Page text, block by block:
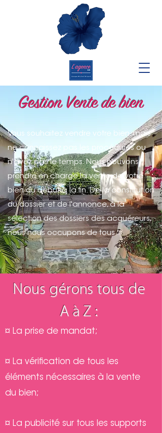
Gestion Vente de bien
Vous souhaitez vendre votre bien, mais
ne connaissez pas les procédures ou
n'avez pas le temps. Nous pouvons
prendre en charge la vente de votre
bien du début à la fin. De la constitution
du dossier et de l'annonce, à la
sélection des dossiers des acquéreurs,
nous nous occupons de tous.
Nous gérons tous de
A à Z :
¤ La prise de mandat;
¤ La vérification de tous les
éléments nécessaires à la vente
du bien;
¤ La publicité sur tous les supports